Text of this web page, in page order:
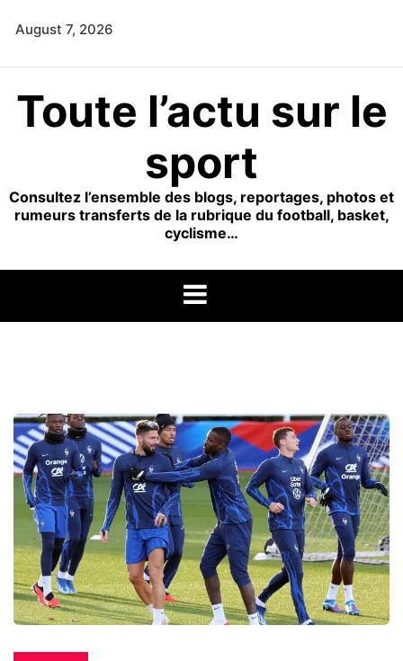
August 7, 2026
Toute l’actu sur le
sport
Consultez l’ensemble des blogs, reportages, photos et
rumeurs transferts de la rubrique du football, basket,
cyclisme…